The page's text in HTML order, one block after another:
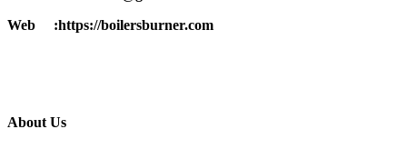
Web :https://boilersburner.com
About Us